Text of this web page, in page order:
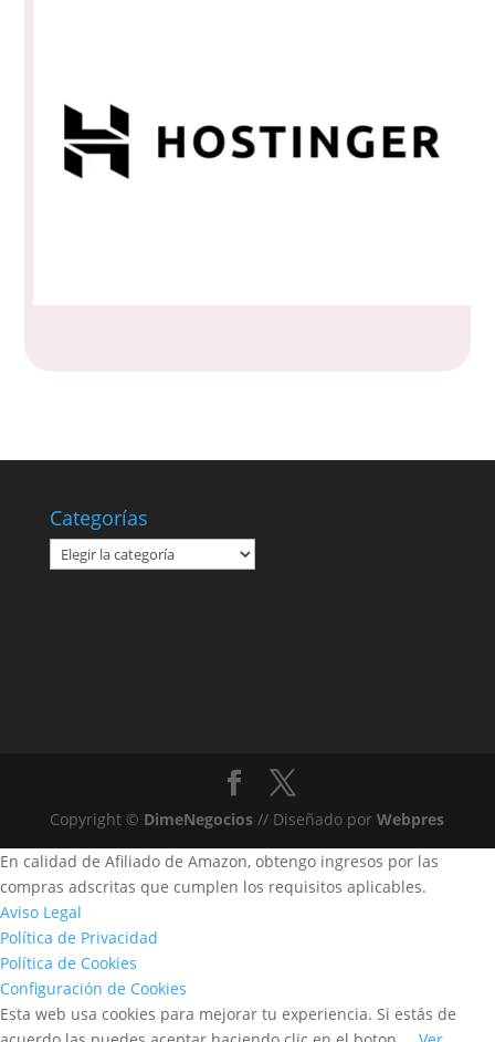
Categorías
Categorías
Copyright © DimeNegocios // Diseñado porWebpres
En calidad de Afiliado de Amazon, obtengo ingresos por las
compras adscritas que cumplen los requisitos aplicables.
Aviso Legal
Política de Privacidad
Política de Cookies
Configuración de Cookies
Esta web usa cookies para mejorar tu experiencia. Si estás de